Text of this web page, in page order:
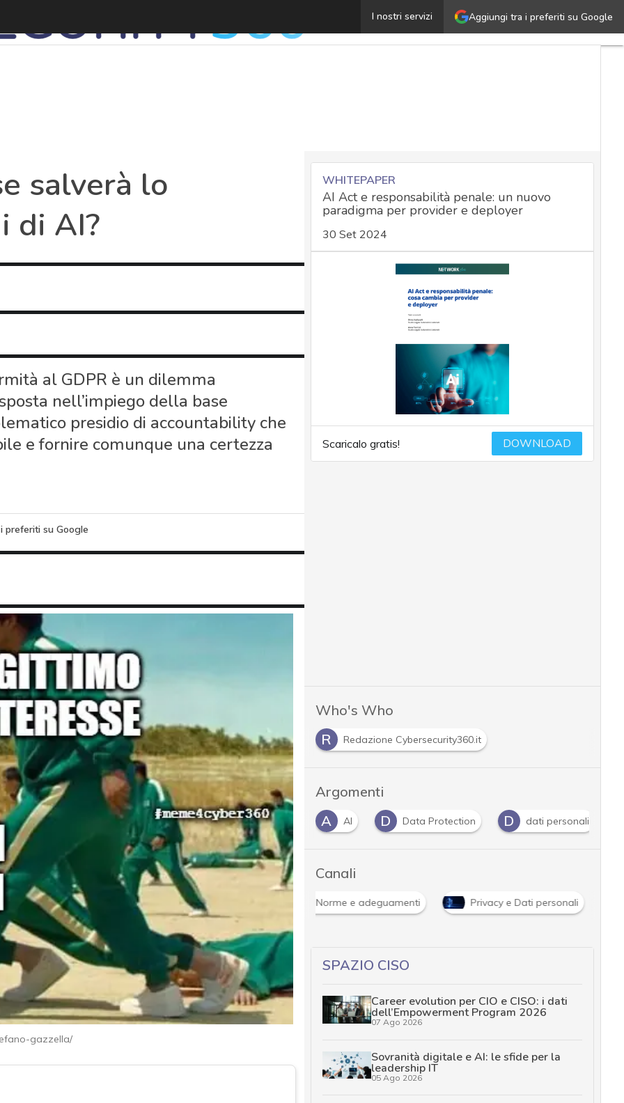
Aggiungi tra i preferiti su Google
I nostri servizi
Il legittimo interesse salverà lo sviluppo dei sistemi di
salverà lo
di AI?
al GDPR è un dilemma
nell’impiego della base
presidio di accountability che
e fornire comunque una certezza
preferiti su Google
gazzella/
WHITEPAPER
AI Act e responsabilità penale: un nuovo
paradigma per provider e deployer
30 Set 2024
Scaricalo gratis! DOWNLOAD
Who's Who
R
Redazione Cybersecurity360.it
Argomenti
A
Accountability A D Data Protection D dati personali G
Canali
Norme e adeguamenti Privacy e Dati personali
SPAZIO CISO
Career evolution per CIO e CISO: i dati
dell’Empowerment Program 2026
07 Ago 2026
Sovranità digitale e AI: le sfide per la
leadership IT
05 Ago 2026